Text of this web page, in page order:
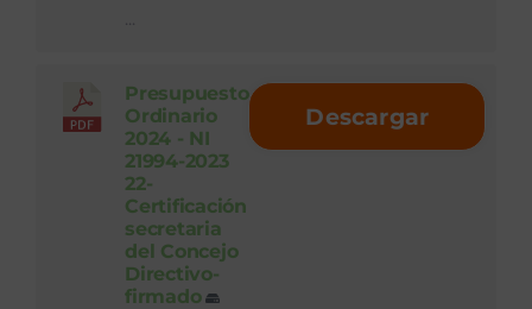
...
Presupuesto
Ordinario
2024 - NI
21994-2023
22-
Certificación
secretaria
del Concejo
Directivo-
firmado
Descargar